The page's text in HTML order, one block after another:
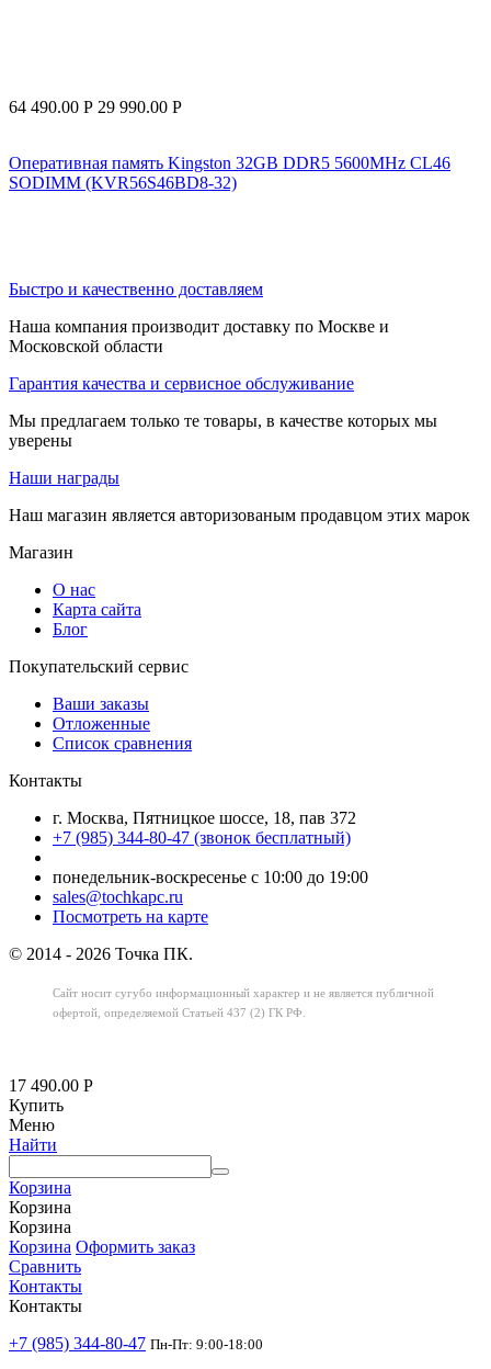
64 490.00 Р 29 990.00 Р
Оперативная память Kingston 32GB DDR5 5600MHz CL46
SODIMM (KVR56S46BD8-32)
Быстро и качественно доставляем
Наша компания производит доставку по Москве и
Московской области
Гарантия качества и сервисное обслуживание
Мы предлагаем только те товары, в качестве которых мы
уверены
Наши награды
Наш магазин является авторизованым продавцом этих марок
Магазин
О нас
Карта сайта
Блог
Покупательский сервис
Ваши заказы
Отложенные
Список сравнения
Контакты
г. Москва, Пятницкое шоссе, 18, пав 372
+7 (985) 344-80-47 (звонок бесплатный)
понедельник-воскресенье с 10:00 до 19:00
sales@tochkapc.ru
Посмотреть на карте
© 2014 - 2026 Точка ПК.
Сайт носит сугубо информационный характер и не является публичной
офертой, определяемой Статьей 437 (2) ГК РФ.
17 490.00 Р
Купить
Меню
Найти
Корзина
Корзина
Корзина
Корзина Оформить заказ
Сравнить
Контакты
Контакты
+7 (985) 344-80-47 Пн-Пт: 9:00-18:00